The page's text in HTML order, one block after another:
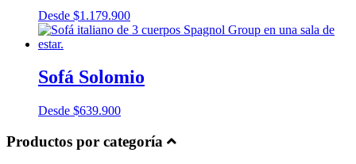
Desde $1.179.900
Sofá Solomio
Desde $639.900
Productos por categoría